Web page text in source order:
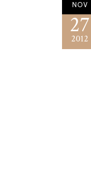
NOV
27
2012